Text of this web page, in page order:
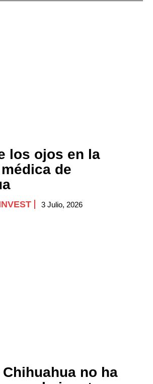
los ojos en la
de
3 Julio, 2026
no ha